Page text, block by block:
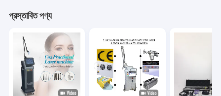
প্রস্তাবিত পণ্য